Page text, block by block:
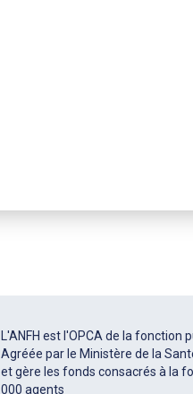
L'ANFH est l'OPCA de la fonction
Agréée par le Ministère de la
et gère les fonds consacrés à la
000 agents